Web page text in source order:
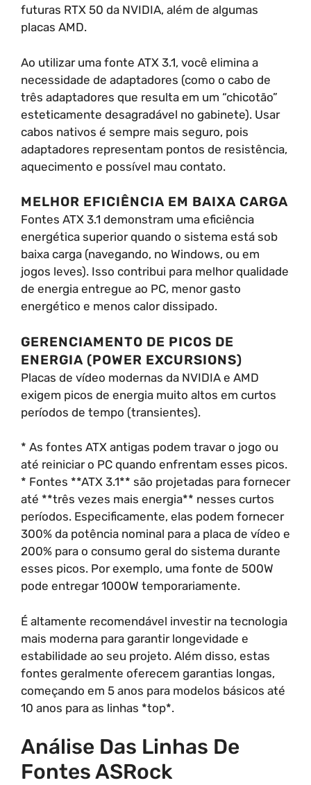
futuras RTX 50 da NVIDIA, além de algumas
placas AMD.
Ao utilizar uma fonte ATX 3.1, você elimina a
necessidade de adaptadores (como o cabo de
três adaptadores que resulta em um “chicotão”
esteticamente desagradável no gabinete). Usar
cabos nativos é sempre mais seguro, pois
adaptadores representam pontos de resistência,
aquecimento e possível mau contato.
MELHOR EFICIÊNCIA EM BAIXA CARGA
Fontes ATX 3.1 demonstram uma eficiência
energética superior quando o sistema está sob
baixa carga (navegando, no Windows, ou em
jogos leves). Isso contribui para melhor qualidade
de energia entregue ao PC, menor gasto
energético e menos calor dissipado.
GERENCIAMENTO DE PICOS DE
ENERGIA (POWER EXCURSIONS)
Placas de vídeo modernas da NVIDIA e AMD
exigem picos de energia muito altos em curtos
períodos de tempo (transientes).
* As fontes ATX antigas podem travar o jogo ou
até reiniciar o PC quando enfrentam esses picos.
* Fontes **ATX 3.1** são projetadas para fornecer
até **três vezes mais energia** nesses curtos
períodos. Especificamente, elas podem fornecer
300% da potência nominal para a placa de vídeo e
200% para o consumo geral do sistema durante
esses picos. Por exemplo, uma fonte de 500W
pode entregar 1000W temporariamente.
É altamente recomendável investir na tecnologia
mais moderna para garantir longevidade e
estabilidade ao seu projeto. Além disso, estas
fontes geralmente oferecem garantias longas,
começando em 5 anos para modelos básicos até
10 anos para as linhas *top*.
Análise Das Linhas De
Fontes ASRock